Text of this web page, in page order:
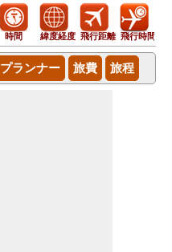
時間 緯度経度 飛行距離 飛行時間
プランナー 旅費 旅程